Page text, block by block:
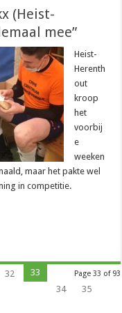
(Heist-
mee”
Heist-
Herenth
out
kroop
het
voorbij
e
weeken
maar het pakte wel
in competitie.
Page 33 of 93
32
33
34
35